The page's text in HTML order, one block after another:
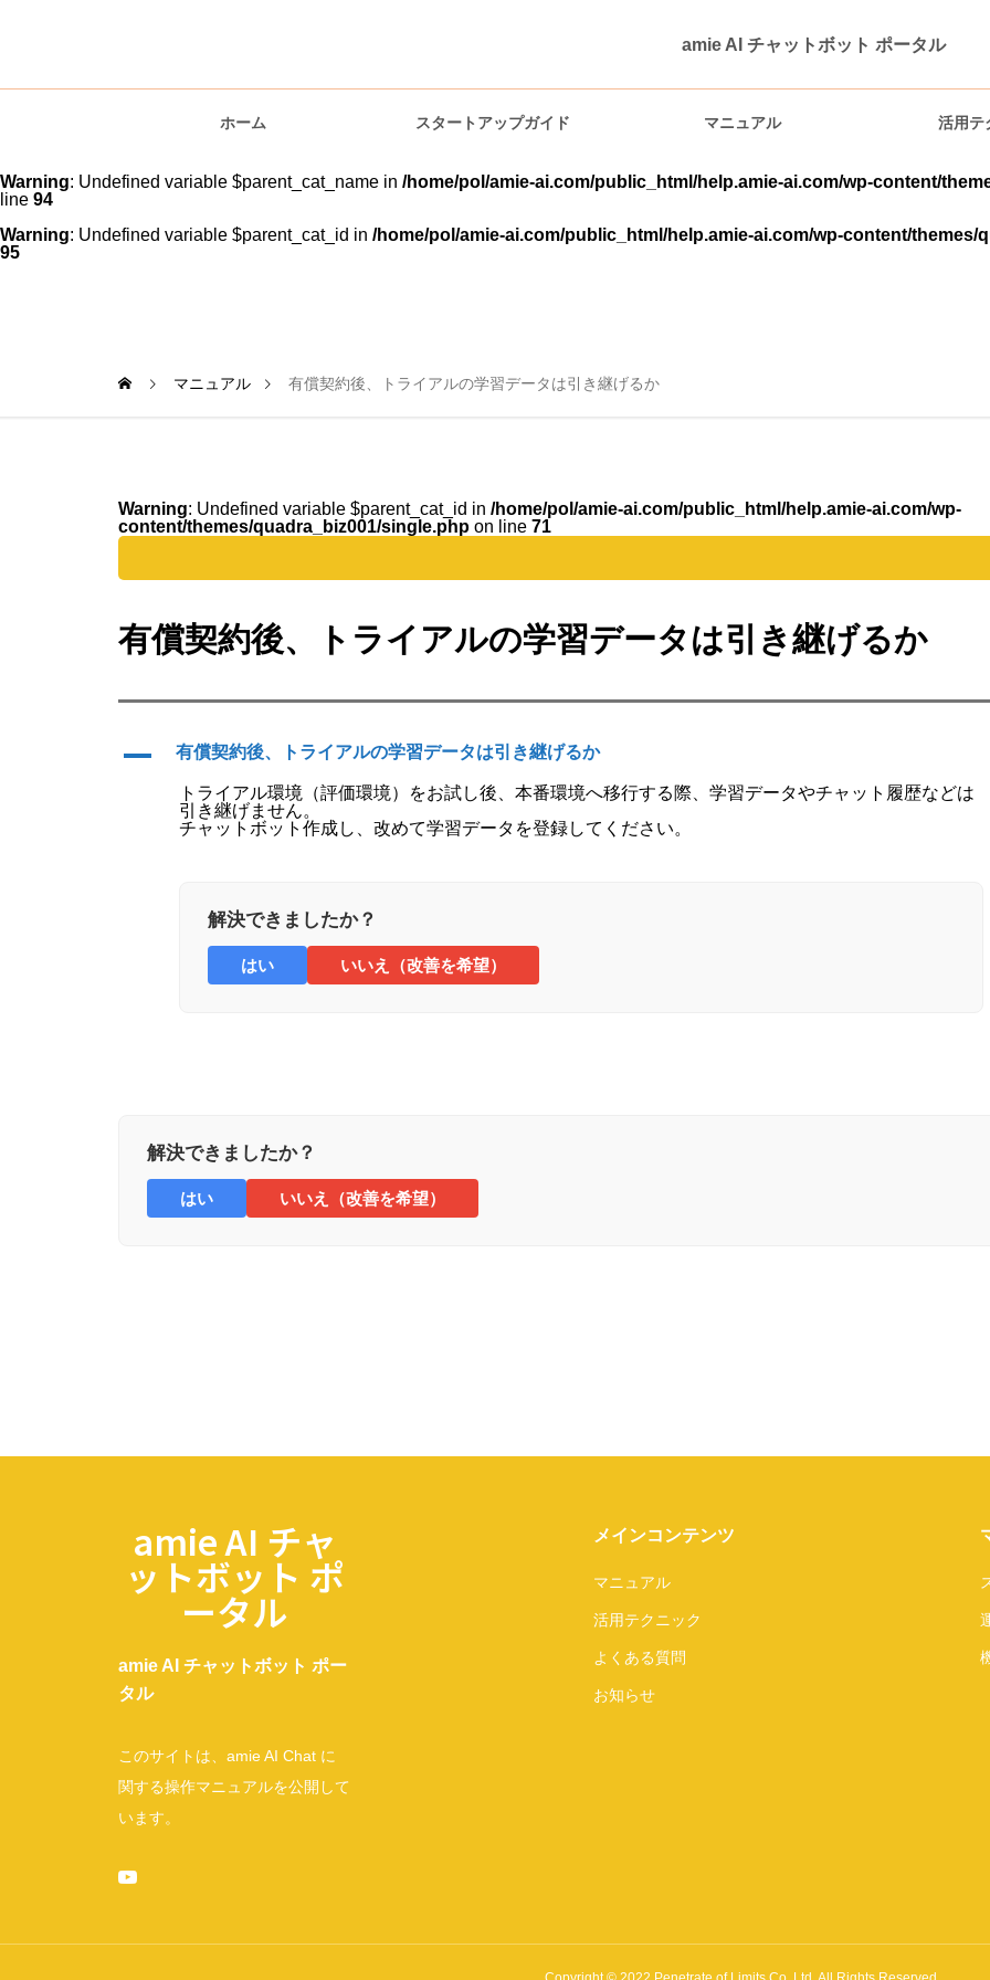
amie AI チャットボット ポータル
ホーム スタートアップガイド マニュアル 活用テ
機能説明
Warning: Undefined variable $parent_cat_name in /home/pol/amie-ai.com/public_html/help.amie-ai.com/wp-content/
line 94
Warning: Undefined variable $parent_cat_id in /home/pol/amie-ai.com/public_html/help.amie-ai.com/wp-content/
95
マニュアル 有償契約後、トライアルの学習データは引き継げるか
Warning: Undefined variable $parent_cat_id in /home/pol/amie-ai.com/public_html/help.amie-ai.com/wp-
content/themes/quadra_biz001/single.php on line 71
有償契約後、トライアルの学習データは引き継げるか
A 有償契約後、トライアルの学習データは引き継げるか
トライアル環境（評価環境）をお試し後、本番環境へ移行する際、学習データやチャット履歴などは
引き継げません。
チャットボット作成し、改めて学習データを登録してください。
解決できましたか？
はい いいえ（改善を希望）
解決できましたか？
はい いいえ（改善を希望）
メインコンテンツ
マニュアル
活用テクニック
よくある質問
お知らせ
amie AI チャ
ットボット ポ
ータル
amie AI チャットボット ポー
タル
このサイトは、amie AI Chat に
関する操作マニュアルを公開して
います。